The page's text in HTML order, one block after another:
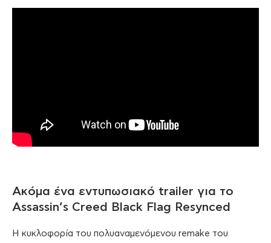
Ακόμα ένα εντυπωσιακό trailer για το
Assassin’s Creed Black Flag Resynced
Η κυκλοφορία του πολυαναμενόμενου remake του